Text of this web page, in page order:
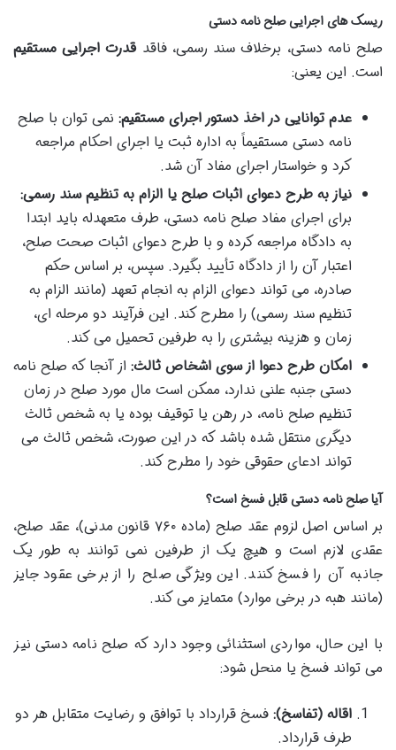
ریسک های اجرایی صلح نامه دستی
صلح نامه دستی، برخلاف سند رسمی، فاقدقدرت اجرایی مستقیم
است. این یعنی:
عدم توانایی در اخذ دستور اجرای مستقیم: نمی توان با صلح
نامه دستی مستقیماً به اداره ثبت یا اجرای احکام مراجعه
کرد و خواستار اجرای مفاد آن شد.
نیاز به طرح دعوای اثبات صلح یا الزام به تنظیم سند رسمی:
برای اجرای مفاد صلح نامه دستی، طرف متعهدله باید ابتدا
به دادگاه مراجعه کرده و با طرح دعوای اثبات صحت صلح،
اعتبار آن را از دادگاه تأیید بگیرد. سپس، بر اساس حکم
صادره، می تواند دعوای الزام به انجام تعهد (مانند الزام به
تنظیم سند رسمی) را مطرح کند. این فرآیند دو مرحله ای،
زمان و هزینه بیشتری را به طرفین تحمیل می کند.
امکان طرح دعوا از سوی اشخاص ثالث: از آنجا که صلح نامه
دستی جنبه علنی ندارد، ممکن است مال مورد صلح در زمان
تنظیم صلح نامه، در رهن یا توقیف بوده یا به شخص ثالث
دیگری منتقل شده باشد که در این صورت، شخص ثالث می
تواند ادعای حقوقی خود را مطرح کند.
آیا صلح نامه دستی قابل فسخ است؟
بر اساس اصل لزوم عقد صلح (ماده ۷۶۰ قانون مدنی)، عقد صلح،
عقدی لازم است و هیچ یک از طرفین نمی توانند به طور یک
جانبه آن را فسخ کنند. این ویژگی صلح را از برخی عقود جایز
(مانند هبه در برخی موارد) متمایز می کند.
با این حال، مواردی استثنائی وجود دارد که صلح نامه دستی نیز
می تواند فسخ یا منحل شود:
اقاله (تفاسخ): فسخ قرارداد با توافق و رضایت متقابل هر دو
طرف قرارداد.